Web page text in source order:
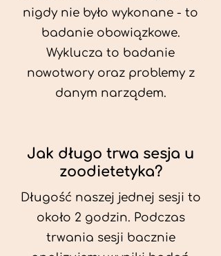
nigdy nie było wykonane - to
badanie obowiązkowe.
Wyklucza to badanie
nowotwory oraz problemy z
danym narządem.
Jak długo trwa sesja u
zoodietetyka?
Długość naszej jednej sesji to
około 2 godzin. Podczas
trwania sesji bacznie